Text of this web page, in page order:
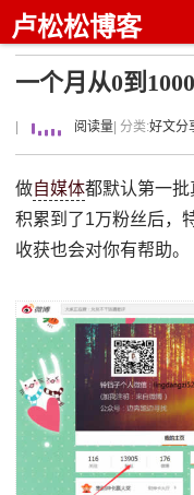
卢松松博客
一个月从0到
阅读量 | 分类:好文分
做自媒体都默认第一
积累到了1万粉丝后，
收获也会对你有帮助。